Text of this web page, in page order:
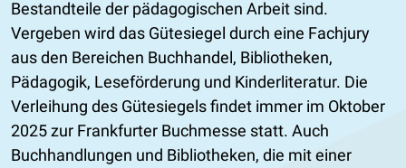
Bestandteile der pädagogischen Arbeit sind.
Vergeben wird das Gütesiegel durch eine Fachjury
aus den Bereichen Buchhandel, Bibliotheken,
Pädagogik, Leseförderung und Kinderliteratur. Die
Verleihung des Gütesiegels findet immer im Oktober
2025 zur Frankfurter Buchmesse statt. Auch
Buchhandlungen und Bibliotheken, die mit einer